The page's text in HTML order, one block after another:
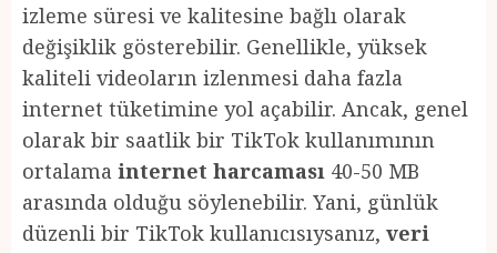
izleme süresi ve kalitesine bağlı olarak
değişiklik gösterebilir. Genellikle, yüksek
kaliteli videoların izlenmesi daha fazla
internet tüketimine yol açabilir. Ancak, genel
olarak bir saatlik bir TikTok kullanımının
ortalama internet harcaması 40-50 MB
arasında olduğu söylenebilir. Yani, günlük
düzenli bir TikTok kullanıcısıysanız, veri